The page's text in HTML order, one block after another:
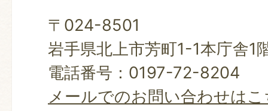
〒024-8501
岩手県北上市芳町1-1本庁舎1
電話番号：0197-72-8204
メールでのお問い合わせは